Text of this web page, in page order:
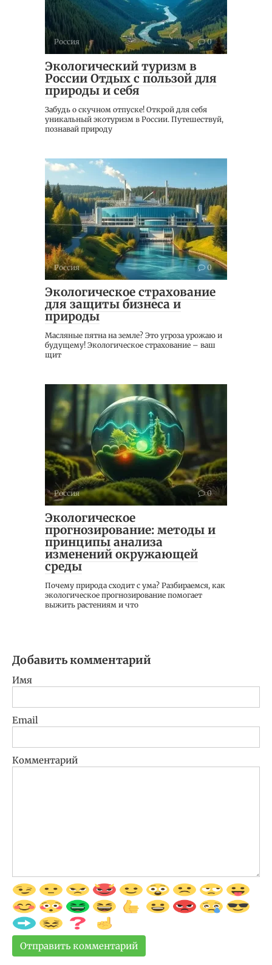
Россия 0
Экологический туризм в
России Отдых с пользой для
природы и себя
Забудь о скучном отпуске! Открой для себя
уникальный экотуризм в России. Путешествуй,
познавай природу
Россия 0
Экологическое страхование
для защиты бизнеса и
природы
Масляные пятна на земле? Это угроза урожаю и
будущему! Экологическое страхование – ваш
щит
Россия 0
Экологическое
прогнозирование: методы и
принципы анализа
изменений окружающей
среды
Почему природа сходит с ума? Разбираемся, как
экологическое прогнозирование помогает
выжить растениям и что
Добавить комментарий
Имя
Email
Комментарий